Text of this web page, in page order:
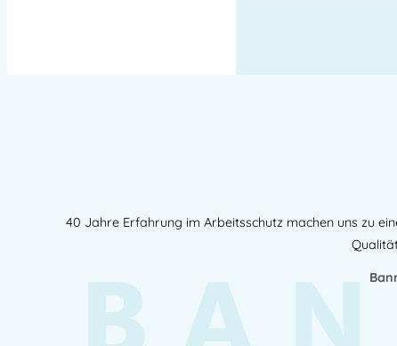
40 Jahre Erfahrung im Arbeitsschutz machen uns zu